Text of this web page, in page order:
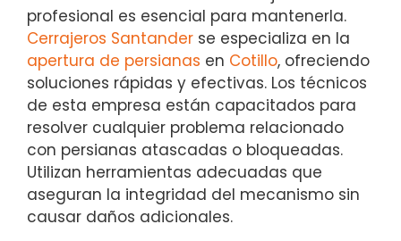
profesional es esencial para mantenerla.
Cerrajeros Santander se especializa en la
apertura de persianas en Cotillo, ofreciendo
soluciones rápidas y efectivas. Los técnicos
de esta empresa están capacitados para
resolver cualquier problema relacionado
con persianas atascadas o bloqueadas.
Utilizan herramientas adecuadas que
aseguran la integridad del mecanismo sin
causar daños adicionales.